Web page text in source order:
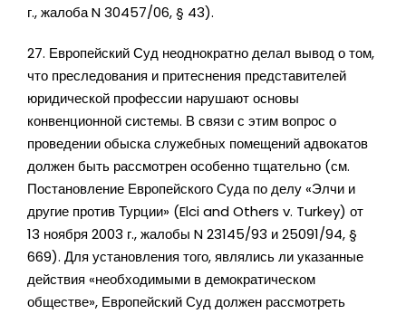
г., жалоба N 30457/06, § 43).
27. Европейский Суд неоднократно делал вывод о том,
что преследования и притеснения представителей
юридической профессии нарушают основы
конвенционной системы. В связи с этим вопрос о
проведении обыска служебных помещений адвокатов
должен быть рассмотрен особенно тщательно (см.
Постановление Европейского Суда по делу «Элчи и
другие против Турции» (Elci and Others v. Turkey) от
13 ноября 2003 г., жалобы N 23145/93 и 25091/94, §
669). Для установления того, являлись ли указанные
действия «необходимыми в демократическом
обществе», Европейский Суд должен рассмотреть